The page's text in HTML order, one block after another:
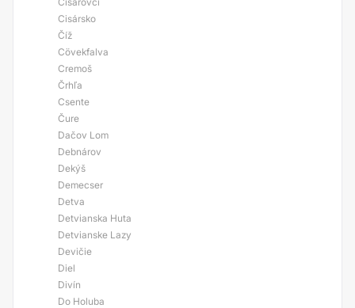
Cisársko
Číž
Cövekfalva
Cremoš
Črhľa
Csente
Čure
Dačov Lom
Debnárov
Dekýš
Demecser
Detva
Detvianska Huta
Detvianske Lazy
Devičie
Diel
Divín
Do Holuba